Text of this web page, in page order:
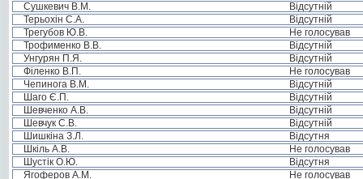
Сушкевич В.М.
Відсутній
Терьохін С.А.
Відсутній
Трегубов Ю.В.
Не голосував
Трофименко В.В.
Відсутній
Унгурян П.Я.
Відсутній
Філенко В.П.
Не голосував
Чепинога В.М.
Відсутній
Шаго Є.П.
Відсутній
Шевченко А.В.
Відсутній
Шевчук С.В.
Відсутній
Шишкіна З.Л.
Відсутня
Шкіль А.В.
Не голосував
Шустік О.Ю.
Відсутня
Ягоферов А.М.
Не голосував